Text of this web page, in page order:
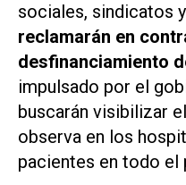
sociales, sindicatos
reclamarán en
desfinanciamiento
impulsado por el
buscarán visibilizar
observa en los
pacientes en todo el